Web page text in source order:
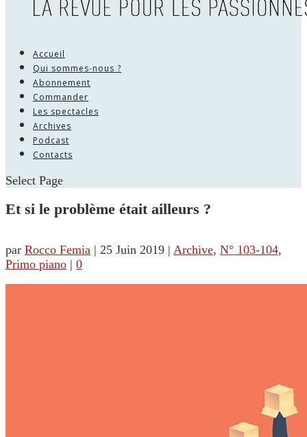
Accueil
Qui sommes-nous ?
Abonnement
Commander
Les spectacles
Archives
Podcast
Contacts
Select Page
Et si le problème était ailleurs ?
par Rocco Femia | 25 Juin 2019 | Archive, N° 103-104,
Primo piano | 0